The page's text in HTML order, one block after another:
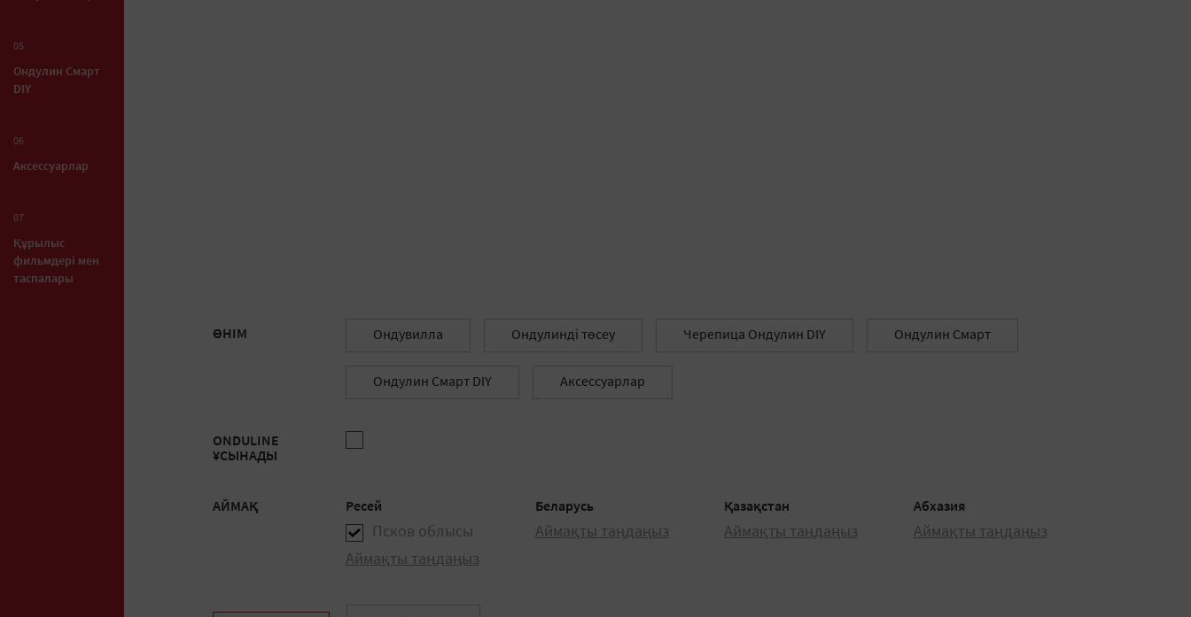
05
Ондулин Смарт
DIY
06
Аксессуарлар
07
Құрылыс
фильмдері мен
таспалары
ӨНІМ Ондувилла Ондулинді төсеу Черепица Ондулин DIY Ондулин Смарт
Ондулин Смарт DIY Аксессуарлар
ONDULINE
ҰСЫНАДЫ
АЙМАҚ Ресей
Псков облысы
Аймақты таңдаңыз
Беларусь
Аймақты таңдаңыз
Қазақстан
Аймақты таңдаңыз
Абхазия
Аймақты таңдаңыз